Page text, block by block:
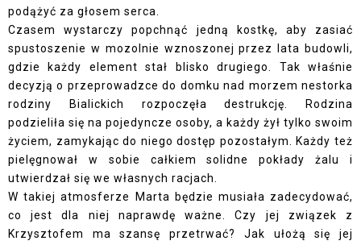
podążyć za głosem serca.
Czasem wystarczy popchnąć jedną kostkę, aby zasiać
spustoszenie w mozolnie wznoszonej przez lata budowli,
gdzie każdy element stał blisko drugiego. Tak właśnie
decyzją o przeprowadzce do domku nad morzem nestorka
rodziny Bialickich rozpoczęła destrukcję. Rodzina
podzieliła się na pojedyncze osoby, a każdy żył tylko swoim
życiem, zamykając do niego dostęp pozostałym. Każdy też
pielęgnował w sobie całkiem solidne pokłady żalu i
utwierdzał się we własnych racjach.
W takiej atmosferze Marta będzie musiała zadecydować,
co jest dla niej naprawdę ważne. Czy jej związek z
Krzysztofem ma szansę przetrwać? Jak ułożą się jej